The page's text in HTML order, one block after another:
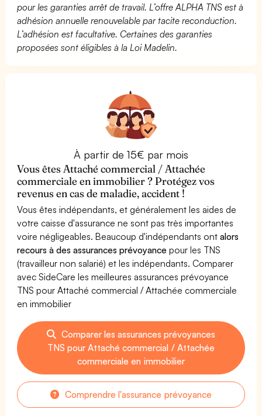
pour les garanties arrêt de travail. L’offre ALPHA TNS est à
adhésion annuelle renouvelable par tacite reconduction.
L’adhésion est facultative. Certaines des garanties
proposées sont éligibles à la Loi Madelin.
À partir de 15€ par mois
Vous êtes Attaché commercial / Attachée
commerciale en immobilier ? Protégez vos
revenus en cas de maladie, accident !
Vous êtes indépendants, et généralement les aides de
votre caisse d'assurance ne sont pas très importantes
voire négligeables. Beaucoup d'indépendants ontalors
recours à des assurances prévoyance pour les TNS
(travailleur non salarié) et les indépendants. Comparer
avec SideCare les meilleures assurances prévoyance
TNS pour Attaché commercial / Attachée commerciale
en immobilier
Comparer les assurances prévoyances
TNS pour Attaché commercial / Attachée
commerciale en immobilier
Comprendre l'assurance prévoyance